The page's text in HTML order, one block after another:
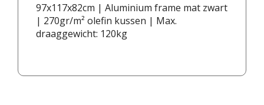
97x117x82cm | Aluminium frame mat zwart
| 270gr/m² olefin kussen | Max.
draaggewicht: 120kg